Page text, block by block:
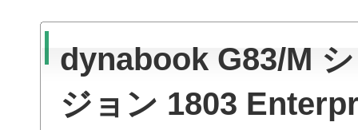
dynabook G83/M
ジョン 1803